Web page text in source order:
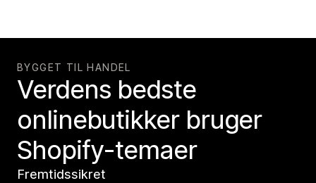
BYGGET TIL HANDEL
Verdens bedste
onlinebutikker bruger
Shopify-temaer
Fremtidssikret